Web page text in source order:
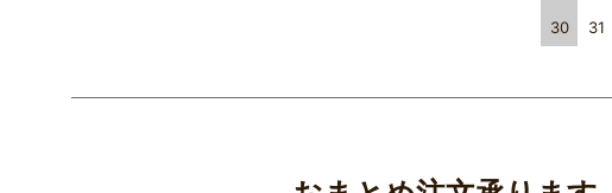
30
31